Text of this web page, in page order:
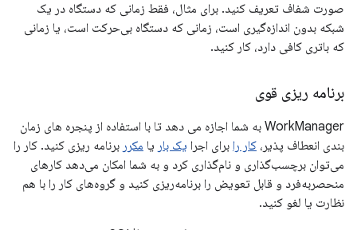
صورت شفاف تعریف کنید. برای مثال، فقط زمانی که دستگاه در یک
شبکه بدون اندازه‌گیری است، زمانی که دستگاه بی‌حرکت است، یا زمانی
که باتری کافی دارد، کار کنید.
برنامه ریزی قوی
WorkManager به شما اجازه می دهد تا با استفاده از پنجره های زمان
بندی انعطاف پذیر، کار را برای اجرا یک بار یا مکرر برنامه ریزی کنید. کار را
می‌توان برچسب‌گذاری و نام‌گذاری کرد و به شما امکان می‌دهد کارهای
منحصربه‌فرد و قابل تعویض را برنامه‌ریزی کنید و گروه‌های کار را با هم
نظارت یا لغو کنید.